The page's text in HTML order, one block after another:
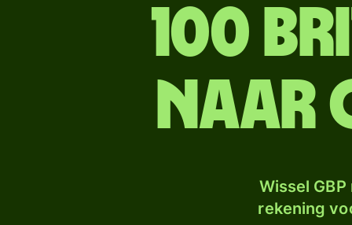
100
naar
Wissel
rekening